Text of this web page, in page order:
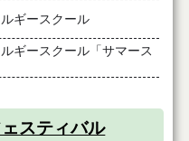
ギースクール
ギースクール「サマース
スティバル